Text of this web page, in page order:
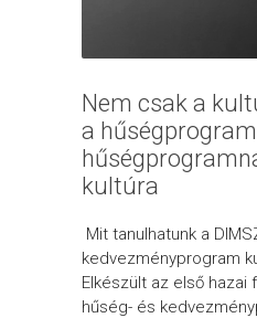
Nem csak a
a
kultúra
Mit tanulhatunk a
kedvezményprogram
Elkészült az első hazai
hűség- és